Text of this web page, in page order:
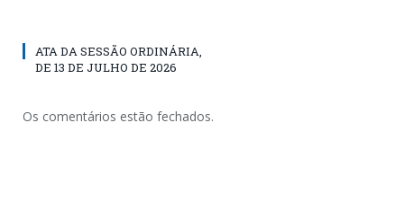
ATA DA SESSÃO ORDINÁRIA,
DE 13 DE JULHO DE 2026
Os comentários estão fechados.